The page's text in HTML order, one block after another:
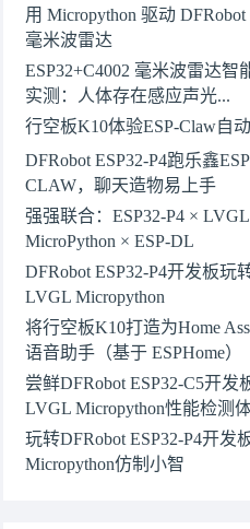
用 Micropython 驱动 DFRobot
毫米波雷达
ESP32+C4002 毫米波雷达智
实测：人体存在感应声光...
行空板K10体验ESP-Claw自
DFRobot ESP32-P4跑乐鑫
CLAW，聊天造物易上手
强强联合：ESP32-P4 ×
MicroPython × ESP-DL
DFRobot ESP32-P4开发板玩
LVGL Micropython
将行空板K10打造为Home
语音助手（基于 ESPHome）
尝鲜DFRobot ESP32-C5开发
LVGL Micropython性能检测
玩转DFRobot ESP32-P4开发
Micropython仿制小智